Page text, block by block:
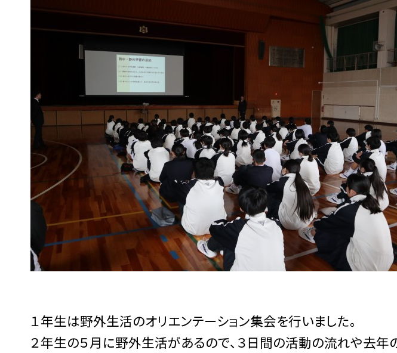
１年生は野外生活のオリエンテーション集会を行いました。
２年生の５月に野外生活があるので、３日間の活動の流れや去